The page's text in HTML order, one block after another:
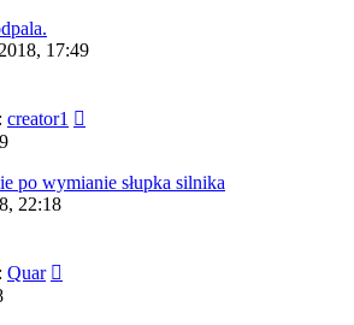
17:49
creator1
po wymianie słupka silnika
22:18
Quar